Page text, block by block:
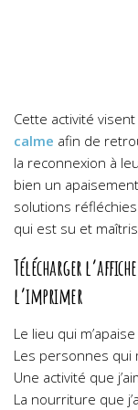
Cette activité
calme afin de
la reconnexion à
bien un
solutions
qui est su et
Télécharger
l’imprimer
Le lieu qui m’apaise
Les personnes qui
Une activité que
La nourriture que